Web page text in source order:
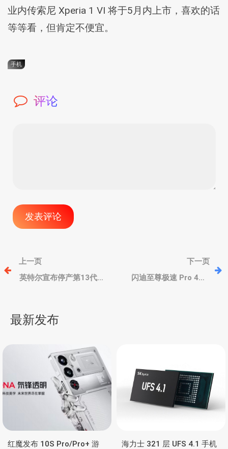
业内传索尼 Xperia 1 VI 将于5月内上市，喜欢的话
等等看，但肯定不便宜。
手机
评论
文
章
航
上一页
英特尔宣布停产第13代酷
下一页
闪迪至尊极速 Pro 4TB
最新发布
红魔发布 10S Pro/Pro+ 游
海力士 321 层 UFS 4.1 手机